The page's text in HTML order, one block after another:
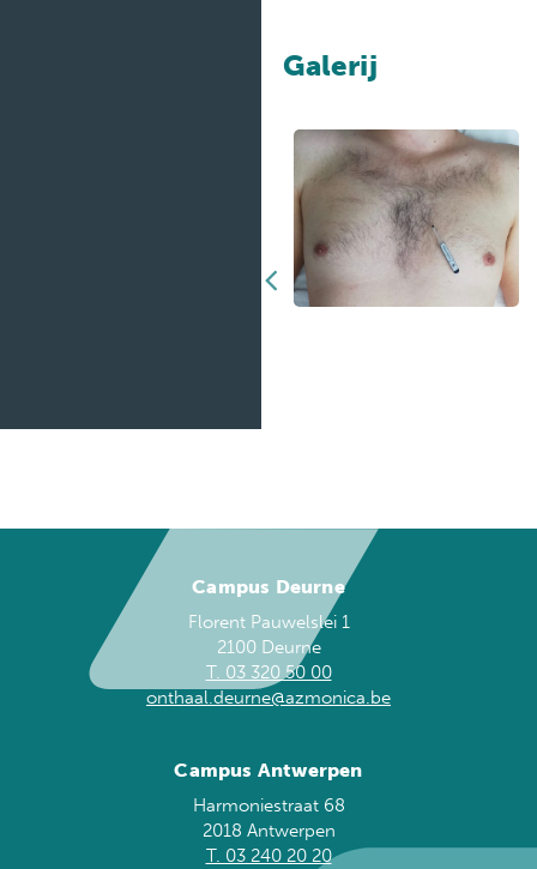
Galerij
Campus Deurne
Florent Pauwelslei 1
2100 Deurne
T. 03 320 50 00
onthaal.deurne@azmonica.be
Campus Antwerpen
Harmoniestraat 68
2018 Antwerpen
T. 03 240 20 20